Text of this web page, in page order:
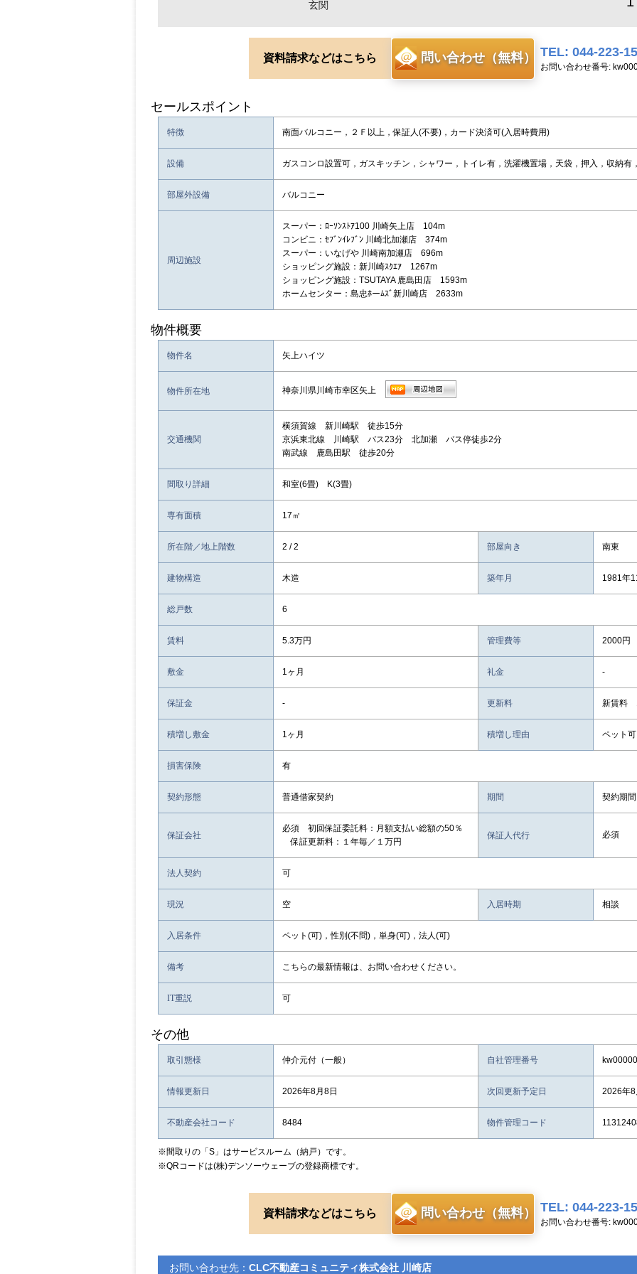
玄関
資料請求などはこちら 問い合わせ（無料） TEL: 044-223-
お問い合わせ番号:
セールスポイント
特徴 南面バルコニー，２Ｆ以上，保証人(不要)，カード決済可(入居時費用)
設備 ガスコンロ設置可，ガスキッチン，シャワー，トイレ有，洗濯機置場，天袋，押入，収納有
部屋外設備 バルコニー
周辺施設
スーパー：ﾛｰｿﾝｽﾄｱ100 川崎矢上店 104m
コンビニ：ｾﾌﾞﾝｲﾚﾌﾞﾝ 川崎北加瀬店 374m
スーパー：いなげや 川崎南加瀬店 696m
ショッピング施設：新川崎ｽｸｴｱ 1267m
ショッピング施設：TSUTAYA 鹿島田店 1593m
ホームセンター：島忠ﾎーﾑｽﾞ新川崎店 2633m
物件概要
物件名 矢上ハイツ
物件所在地 神奈川県川崎市幸区矢上
交通機関
横須賀線 新川崎駅 徒歩15分
京浜東北線 川崎駅 バス23分 北加瀬 バス停徒歩2分
南武線 鹿島田駅 徒歩20分
間取り詳細 和室(6畳) K(3畳)
専有面積 17㎡
所在階／地上階数 2 / 2 部屋向き 南東
建物構造 木造 築年月 1981年
総戸数 6
賃料 5.3万円 管理費等 2000円
敷金 1ヶ月 礼金 -
保証金 - 更新料 新賃料
積増し敷金 1ヶ月 積増し理由 ペット可
損害保険 有
契約形態 普通借家契約 期間 契約期
保証会社
必須 初回保証委託料：月額支払い総額の50％
保証更新料：１年毎／１万円
保証人代行 必須
法人契約 可
現況 空 入居時期 相談
入居条件 ペット(可)，性別(不問)，単身(可)，法人(可)
備考 こちらの最新情報は、お問い合わせください。
IT重説 可
その他
取引態様 仲介元付（一般） 自社管理番号
情報更新日 2026年8月8日 次回更新予定日 2026年
不動産会社コード 8484 物件管理コード
※間取りの「S」はサービスルーム（納戸）です。
※QRコードは(株)デンソーウェーブの登録商標です。
資料請求などはこちら 問い合わせ（無料） TEL: 044-223-
お問い合わせ番号:
お問い合わせ先： CLC不動産コミュニティ株式会社 川崎店